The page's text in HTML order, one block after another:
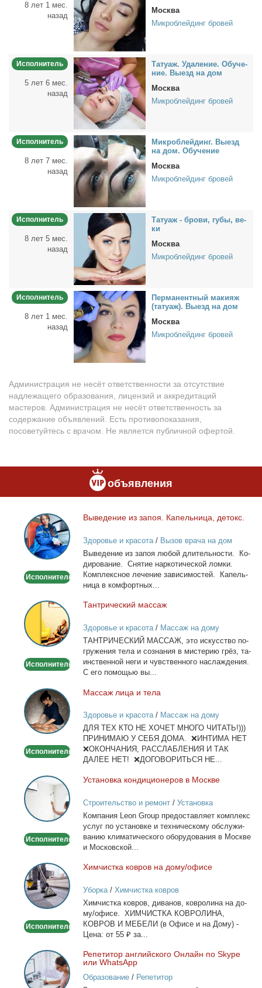
8 лет 1 мес.
назад
Москва
Микроблейдинг бровей
Исполнитель
5 лет 6 мес.
назад
Та­ту­аж. Уда­ле­ние. Обу­че­
ние. Вы­езд на дом
Москва
Микроблейдинг бровей
Исполнитель
8 лет 7 мес.
назад
Мик­роб­лей­динг. Вы­езд
на дом. Обу­че­ние
Москва
Микроблейдинг бровей
Исполнитель
8 лет 5 мес.
назад
Та­ту­аж - бро­ви, гу­бы, ве­
ки
Москва
Микроблейдинг бровей
Исполнитель
8 лет 1 мес.
назад
Пер­ма­нент­ный ма­ки­яж
(та­ту­аж). Вы­езд на дом
Москва
Микроблейдинг бровей
Администрация не несёт ответственности за отсутствие
надлежащего образования, лицензий и аккредитаций
мастеров. Администрация не несёт ответственность за
содержание объявлений. Есть противопоказания,
посоветуйтесь с врачом. Не является публичной офертой.
объявления
Выведение
из
запоя.
Капельница,
Исполнитель
Вы­ве­де­ние из за­поя. Ка­пель­ни­ца, де­токс.
Здоровье и красота/ Вызов врача на дом
Вы­ве­де­ние из за­поя лю­бой дли­тель­но­сти. Ко­
ди­ро­ва­ние. Сня­тие нар­ко­ти­че­ской лом­ки.
Ком­плекс­ное ле­че­ние за­ви­си­мо­стей. Ка­пель­
ни­ца в ком­форт­ных...
Тантрический
массаж
Исполнитель
Тан­три­че­ский мас­саж
Здоровье и красота/ Массаж на дому
ТАНТРИЧЕСКИЙ МАССАЖ, это ис­кус­ство по­
гру­же­ния те­ла и со­зна­ния в ми­сте­рию грёз, та­
ин­ствен­ной неги и чув­ствен­но­го на­сла­жде­ния.
С его по­мо­щью вы...
Массаж
лица
и
тела
Исполнитель
Мас­саж ли­ца и те­ла
Здоровье и красота/ Массаж на дому
ДЛЯ ТЕХ КТО НЕ ХОЧЕТ МНОГО ЧИТАТЬ!)))
ПРИНИМАЮ У СЕБЯ ДОМА. ❌ИНТИМА НЕТ
❌ОКОНЧАНИЯ, РАССЛАБЛЕНИЯ И ТАК
ДАЛЕЕ НЕТ! ❌ДОГОВОРИТЬСЯ НЕ...
Установка
кондиционеров
в
Москве
Исполнитель
Уста­нов­ка кон­ди­ци­о­не­ров в Москве
Строительство и ремонт/ Установка
кондиционеров
Ком­па­ния Leon Group предо­став­ля­ет ком­плекс
услуг по уста­нов­ке и тех­ни­че­ско­му об­слу­жи­
ва­нию кли­ма­ти­че­ско­го обо­ру­до­ва­ния в Москве
и Мос­ков­ской...
Химчистка
ковров
на
дому/
Исполнитель
Хим­чист­ка ков­ров на до­му/офи­се
Уборка/ Химчистка ковров
Хим­чист­ка ков­ров, ди­ва­нов, ков­ро­ли­на на до­
му/офи­се. ХИМЧИСТКА КОВРОЛИНА,
КОВРОВ И МЕБЕЛИ (в Офи­се и на До­му) -
Це­на: от 55 ₽ за...
Репетитор
английского
Онлайн
Ре­пе­ти­тор ан­глий­ско­го Он­лайн по Skype
или WhatsApp
Образование/ Репетитор